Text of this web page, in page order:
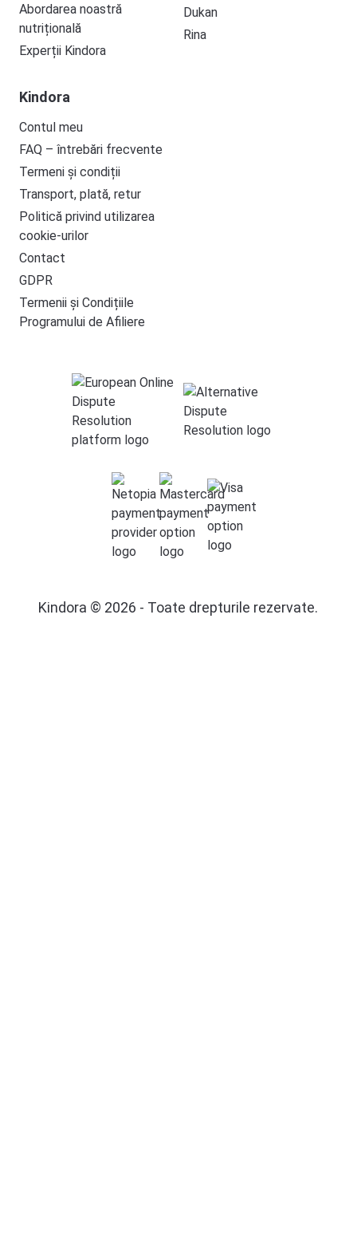
Abordarea noastră
nutrițională
Experții Kindora
Dukan
Rina
Kindora
Contul meu
FAQ – întrebări frecvente
Termeni și condiții
Transport, plată, retur
Politică privind utilizarea
cookie-urilor
Contact
GDPR
Termenii și Condițiile
Programului de Afiliere
Kindora © 2026 - Toate drepturile rezervate.